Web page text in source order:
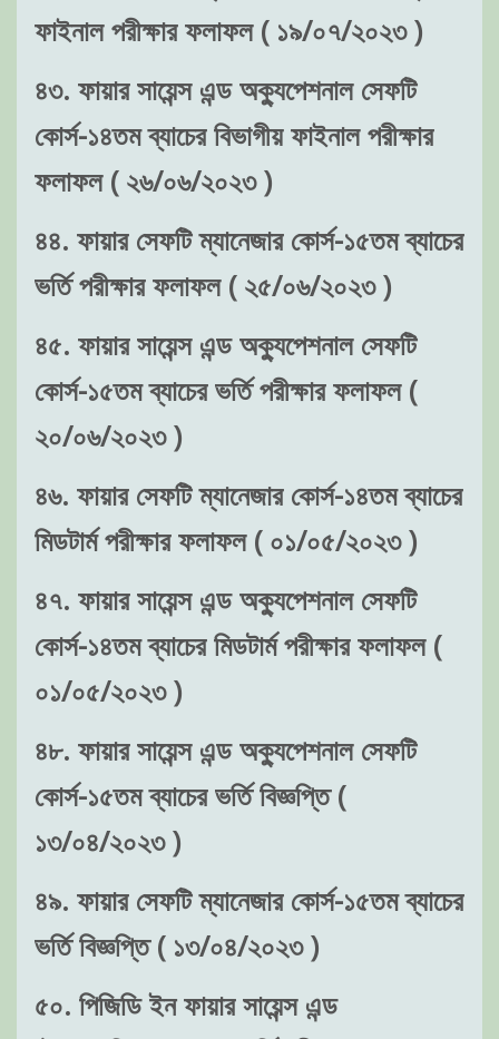
ফাইনাল পরীক্ষার ফলাফল ( ১৯/০৭/২০২৩ )
৪৩. ফায়ার সায়েন্স এন্ড অক্যুপেশনাল সেফটি
কোর্স-১৪তম ব্যাচের বিভাগীয় ফাইনাল পরীক্ষার
ফলাফল ( ২৬/০৬/২০২৩ )
৪৪. ফায়ার সেফটি ম্যানেজার কোর্স-১৫তম ব্যাচের
ভর্তি পরীক্ষার ফলাফল ( ২৫/০৬/২০২৩ )
৪৫. ফায়ার সায়েন্স এন্ড অক্যুপেশনাল সেফটি
কোর্স-১৫তম ব্যাচের ভর্তি পরীক্ষার ফলাফল (
২০/০৬/২০২৩ )
৪৬. ফায়ার সেফটি ম্যানেজার কোর্স-১৪তম ব্যাচের
মিডটার্ম পরীক্ষার ফলাফল ( ০১/০৫/২০২৩ )
৪৭. ফায়ার সায়েন্স এন্ড অক্যুপেশনাল সেফটি
কোর্স-১৪তম ব্যাচের মিডটার্ম পরীক্ষার ফলাফল (
০১/০৫/২০২৩ )
৪৮. ফায়ার সায়েন্স এন্ড অক্যুপেশনাল সেফটি
কোর্স-১৫তম ব্যাচের ভর্তি বিজ্ঞপ্তি (
১৩/০৪/২০২৩ )
৪৯. ফায়ার সেফটি ম্যানেজার কোর্স-১৫তম ব্যাচের
ভর্তি বিজ্ঞপ্তি ( ১৩/০৪/২০২৩ )
৫০. পিজিডি ইন ফায়ার সায়েন্স এন্ড